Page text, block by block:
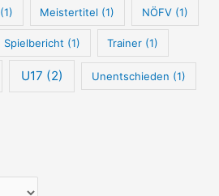
(1) Meistertitel (1) NÖFV(1)
Spielbericht (1) Trainer (1)
U17 (2) Unentschieden (1)